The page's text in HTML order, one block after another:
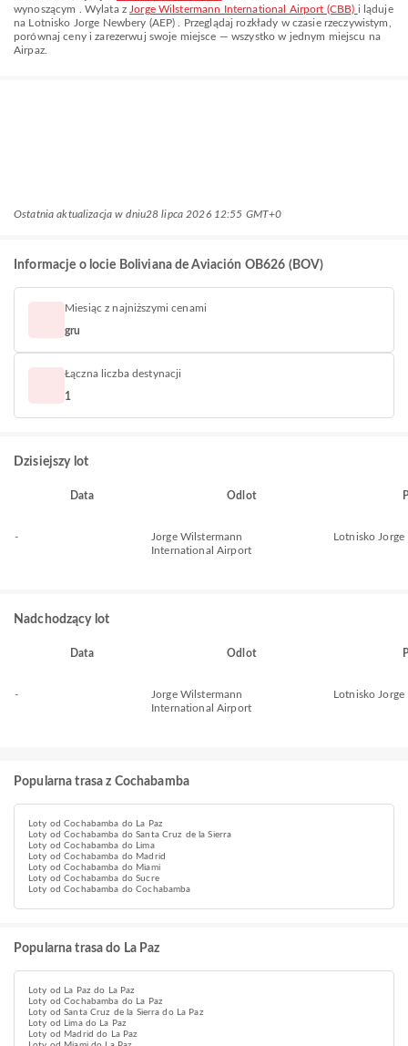
wynoszącym
. Wylata z Jorge Wilstermann International Airport (CBB) i ląduje
na Lotnisko Jorge Newbery (AEP)
. Przeglądaj rozkłady w czasie rzeczywistym,
porównaj ceny i zarezerwuj swoje miejsce — wszystko w jednym miejscu na
Airpaz.
Ostatnia aktualizacja w dniu28 lipca 2026 12:55 GMT+0
Informacje o locie Boliviana de Aviación OB626 (BOV)
Miesiąc z najniższymi cenami
gru
Łączna liczba destynacji
1
Dzisiejszy lot
Data Odlot
-
Jorge Wilstermann
International Airport
Lotnisko Jorge
Nadchodzący lot
Data Odlot
-
Jorge Wilstermann
International Airport
Lotnisko Jorge
Popularna trasa z Cochabamba
Loty od Cochabamba do La Paz
Loty od Cochabamba do Santa Cruz de la Sierra
Loty od Cochabamba do Lima
Loty od Cochabamba do Madrid
Loty od Cochabamba do Miami
Loty od Cochabamba do Sucre
Loty od Cochabamba do Cochabamba
Popularna trasa do La Paz
Loty od La Paz do La Paz
Loty od Cochabamba do La Paz
Loty od Santa Cruz de la Sierra do La Paz
Loty od Lima do La Paz
Loty od Madrid do La Paz